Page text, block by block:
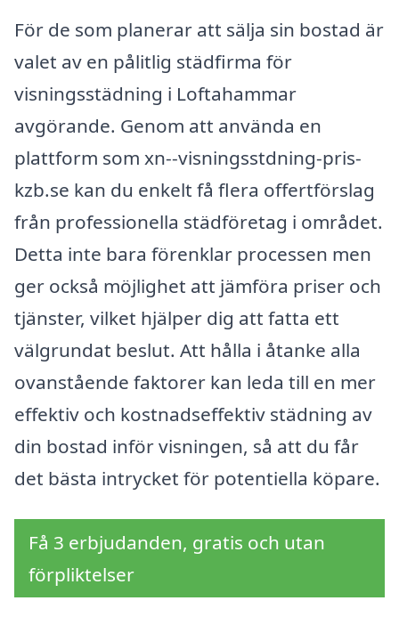
För de som planerar att sälja sin bostad är
valet av en pålitlig städfirma för
visningsstädning i Loftahammar
avgörande. Genom att använda en
plattform som xn--visningsstdning-pris-
kzb.se kan du enkelt få flera offertförslag
från professionella städföretag i området.
Detta inte bara förenklar processen men
ger också möjlighet att jämföra priser och
tjänster, vilket hjälper dig att fatta ett
välgrundat beslut. Att hålla i åtanke alla
ovanstående faktorer kan leda till en mer
effektiv och kostnadseffektiv städning av
din bostad inför visningen, så att du får
det bästa intrycket för potentiella köpare.
Få 3 erbjudanden, gratis och utan
förpliktelser